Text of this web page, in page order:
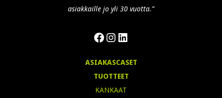
asiakkaille jo yli 30 vuotta.”
Facebook
Instagram
LinkedIn
ASIAKASCASET
TUOTTEET
KANKAAT